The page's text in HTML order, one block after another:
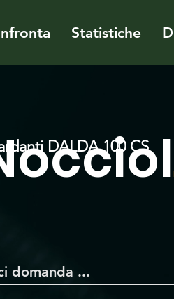
Statistiche
DALDA 100 CS